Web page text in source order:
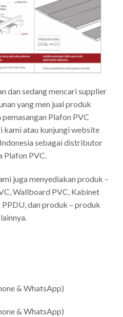
dan sedang mencari supplier
yang men jual produk
Plafon PVC
kami atau kunjungi website
sebagai distributor
Plafon PVC.
juga menyediakan produk –
Wallboard PVC, Kabinet
dan produk – produk
& WhatsApp)
& WhatsApp)